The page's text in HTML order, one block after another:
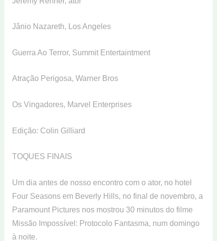
Jânio Nazareth, Los Angeles
Guerra Ao Terror, Summit Entertaintment
Atração Perigosa, Warner Bros
Os Vingadores, Marvel Enterprises
Edição: Colin Gilliard
TOQUES FINAIS
Um dia antes de nosso encontro com o ator, no hotel
Four Seasons em Beverly Hills, no final de novembro, a
Paramount Pictures nos mostrou 30 minutos do filme
Missão Impossível: Protocolo Fantasma, num domingo
à noite.